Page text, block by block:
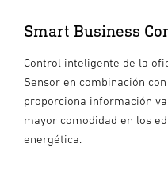
Smart Business
Control inteligente de la
Sensor en combinación
proporciona información
mayor comodidad en los
energética.